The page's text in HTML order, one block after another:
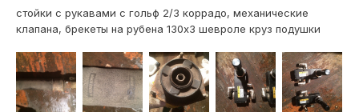
стойки с рукавами с гольф 2/3 коррадо, механические
клапана, брекеты на рубена 130х3 шевроле круз подушки
пару в сборе 4000 руб за пару два механических клапана
(распределители, пневмодроссели) без фитингов 2000 руб
пара брекеты 1000 р...